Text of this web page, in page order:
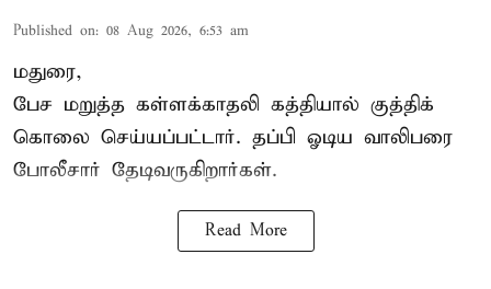
Published on: 08 Aug 2026, 6:53 am
மதுரை,
பேச மறுத்த கள்ளக்காதலி கத்தியால் குத்திக்
கொலை செய்யப்பட்டார். தப்பி ஓடிய வாலிபரை
போலீசார் தேடிவருகிறார்கள்.
Read More